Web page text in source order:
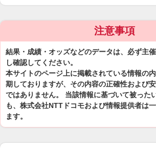
注意事項
結果・成績・オッズなどのデータは、必ず主
し確認してください。
本サイトのページ上に掲載されている情報の
期しておりますが、その内容の正確性および
ではありません。 当該情報に基づいて被った
も、株式会社NTTドコモおよび情報提供者は
ます。